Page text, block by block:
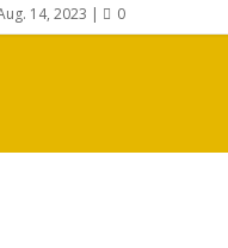
14, 2023 |  0